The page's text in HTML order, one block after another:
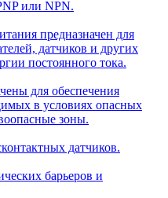
или NPN.
предназначен для
датчиков и других
постоянного тока.
для обеспечения
в условиях опасных
зоны.
датчиков.
барьеров и